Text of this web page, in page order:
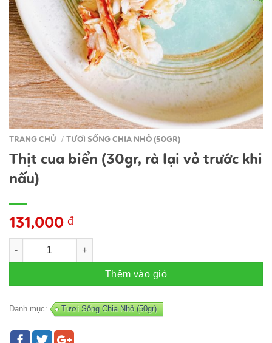
TRANG CHỦ / TƯƠI SỐNG CHIA NHỎ (50GR)
Thịt cua biển (30gr, rà lại vỏ trước khi
nấu)
131,000 ₫
Thịt cua biển (30gr, rà lại vỏ trước khi nấu) số lượng
Thêm vào giỏ
Danh mục: Tươi Sống Chia Nhỏ (50gr)